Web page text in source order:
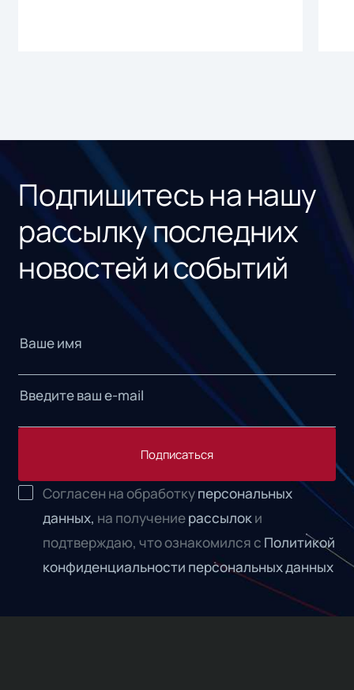
Подпишитесь на нашу
рассылку последних
новостей и событий
Подписаться
Согласен на обработкуперсональных
данных, на получениерассылоки
подтверждаю, что ознакомился с Политикой
конфиденциальности персональных данных